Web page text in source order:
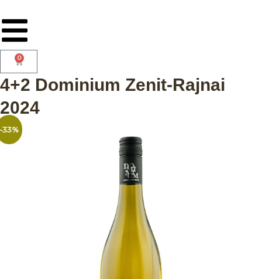
0
4+2 Dominium Zenit-Rajnai
2024
33%